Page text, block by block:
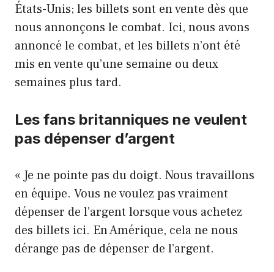
États-Unis; les billets sont en vente dès que
nous annonçons le combat. Ici, nous avons
annoncé le combat, et les billets n’ont été
mis en vente qu’une semaine ou deux
semaines plus tard.
Les fans britanniques ne veulent
pas dépenser d’argent
« Je ne pointe pas du doigt. Nous travaillons
en équipe. Vous ne voulez pas vraiment
dépenser de l’argent lorsque vous achetez
des billets ici. En Amérique, cela ne nous
dérange pas de dépenser de l’argent.